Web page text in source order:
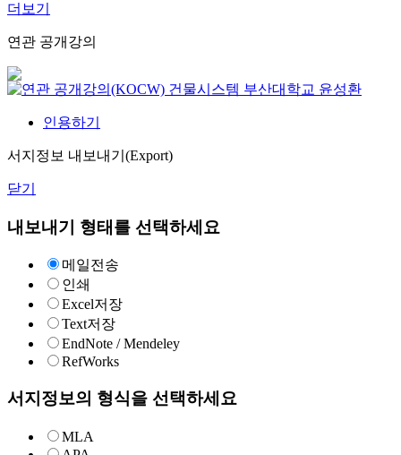
더보기
연관 공개강의
건물시스템 부산대학교 윤성환
인용하기
서지정보 내보내기(Export)
닫기
내보내기 형태를 선택하세요
메일전송
인쇄
Excel저장
Text저장
EndNote / Mendeley
RefWorks
서지정보의 형식을 선택하세요
MLA